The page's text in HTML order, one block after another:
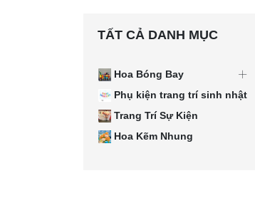
TẤT CẢ DANH MỤC
Hoa Bóng Bay
Phụ kiện trang trí sinh nhật
Trang Trí Sự Kiện
Hoa Kẽm Nhung